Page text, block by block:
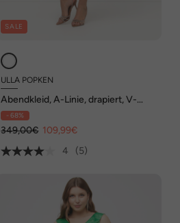
SALE
ULLA POPKEN
Abendkleid, A-Linie, drapiert, V-
Ausschnitt, ärmellos
- 68%
349,00€ 109,99€
4
(5)